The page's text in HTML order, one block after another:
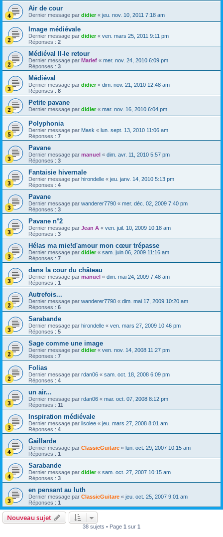
Air de cour
Dernier message par didier« jeu. nov. 10, 2011 7:18 am
Image médiévale
Dernier message par didier« ven. mars 25, 2011 9:11 pm
Réponses : 2
Médiéval II-le retour
Dernier message par Marief « mer. nov. 24, 2010 6:09 pm
Réponses : 3
Médiéval
Dernier message par didier« dim. nov. 21, 2010 12:48 am
Réponses : 8
Petite pavane
Dernier message par didier« mar. nov. 16, 2010 6:04 pm
Polyphonia
Dernier message par Mask « lun. sept. 13, 2010 11:06 am
Réponses : 7
Pavane
Dernier message par manuel « dim. avr. 11, 2010 5:57 pm
Réponses : 3
Fantaisie hivernale
Dernier message par hirondelle « jeu. janv. 14, 2010 5:13 pm
Réponses : 4
Pavane
Dernier message par wanderer7790 « mer. déc. 02, 2009 7:40 pm
Réponses : 3
Pavane n°2
Dernier message par Jean A « ven. juil. 10, 2009 10:18 am
Réponses : 3
Hélas ma mie!d'amour mon cœur trépasse
Dernier message par didier« sam. juin 06, 2009 11:16 am
Réponses : 7
dans la cour du château
Dernier message par manuel « dim. mai 24, 2009 7:48 am
Réponses : 1
Autrefois...
Dernier message par wanderer7790 « dim. mai 17, 2009 10:20 am
Réponses : 6
Sarabande
Dernier message par hirondelle « ven. mars 27, 2009 10:46 pm
Réponses : 5
Sage comme une image
Dernier message par didier« ven. nov. 14, 2008 11:27 pm
Réponses : 7
Folias
Dernier message par rdan06 « sam. oct. 18, 2008 6:09 pm
Réponses : 4
un air...
Dernier message par rdan06 « mar. oct. 07, 2008 8:12 pm
Réponses : 11
Inspiration médiévale
Dernier message par lisolee « jeu. mars 27, 2008 8:01 am
Réponses : 4
Gaillarde
Dernier message par ClassicGuitare « lun. oct. 29, 2007 10:15 am
Réponses : 1
Sarabande
Dernier message par didier« sam. oct. 27, 2007 10:15 am
Réponses : 3
en pensant au luth
Dernier message par ClassicGuitare « jeu. oct. 25, 2007 9:01 am
Réponses : 1
Nouveau sujet
38 sujets • Page 1 sur 1